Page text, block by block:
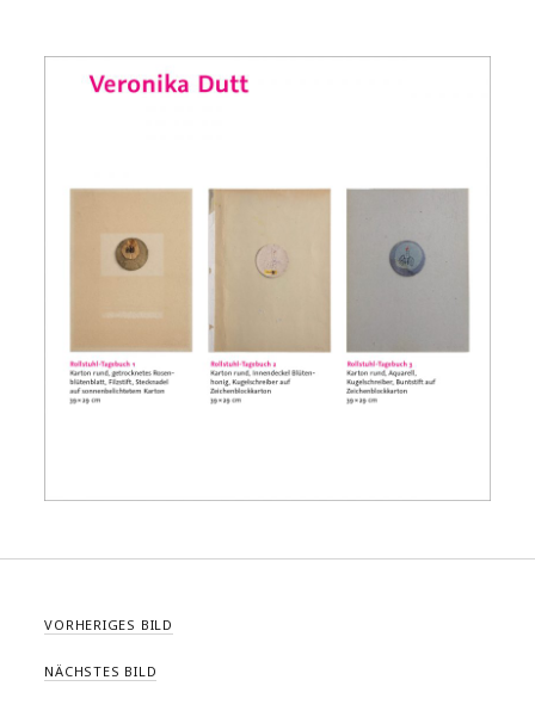
VORHERIGES BILD
NÄCHSTES BILD